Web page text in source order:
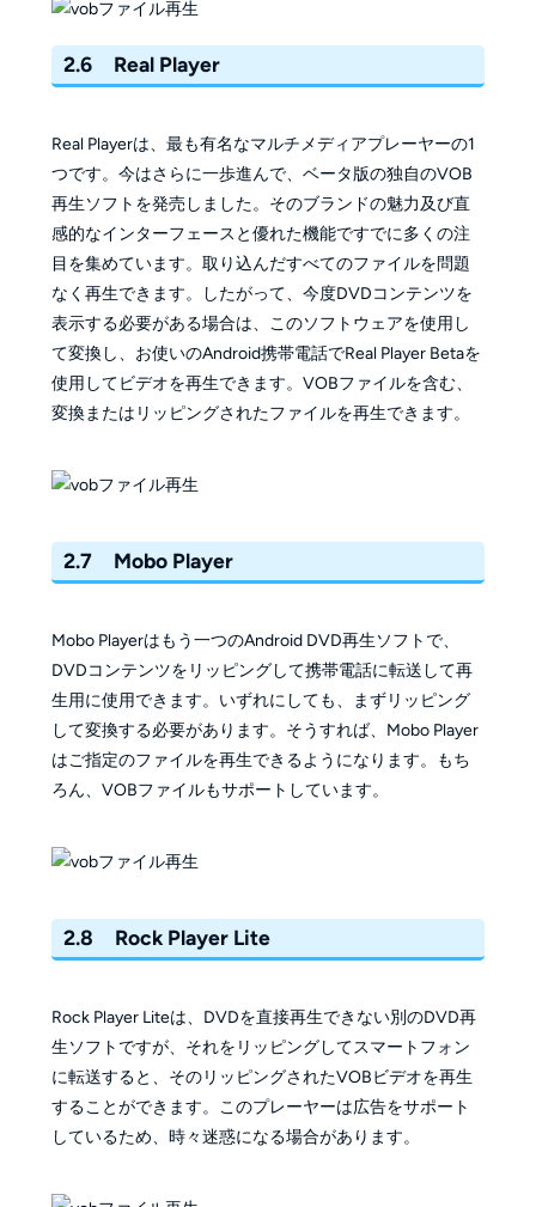
2.6 Real Player
Real Playerは、最も有名なマルチメディアプレーヤーの1
つです。今はさらに一歩進んで、ベータ版の独自のVOB
再生ソフトを発売しました。そのブランドの魅力及び直
感的なインターフェースと優れた機能ですでに多くの注
目を集めています。取り込んだすべてのファイルを問題
なく再生できます。したがって、今度DVDコンテンツを
表示する必要がある場合は、このソフトウェアを使用し
て変換し、お使いのAndroid携帯電話でReal Player Betaを
使用してビデオを再生できます。VOBファイルを含む、
変換またはリッピングされたファイルを再生できます。
2.7 Mobo Player
Mobo Playerはもう一つのAndroid DVD再生ソフトで、
DVDコンテンツをリッピングして携帯電話に転送して再
生用に使用できます。いずれにしても、まずリッピング
して変換する必要があります。そうすれば、Mobo Player
はご指定のファイルを再生できるようになります。もち
ろん、VOBファイルもサポートしています。
2.8 Rock Player Lite
Rock Player Liteは、DVDを直接再生できない別のDVD再
生ソフトですが、それをリッピングしてスマートフォン
に転送すると、そのリッピングされたVOBビデオを再生
することができます。このプレーヤーは広告をサポート
しているため、時々迷惑になる場合があります。